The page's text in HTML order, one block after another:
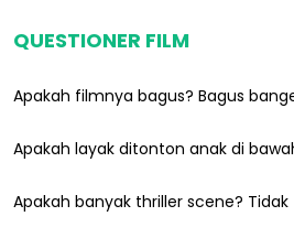
QUESTIONER FILM
Apakah filmnya bagus? Bagus
Apakah layak ditonton anak di
Apakah banyak thriller scene? Tidak